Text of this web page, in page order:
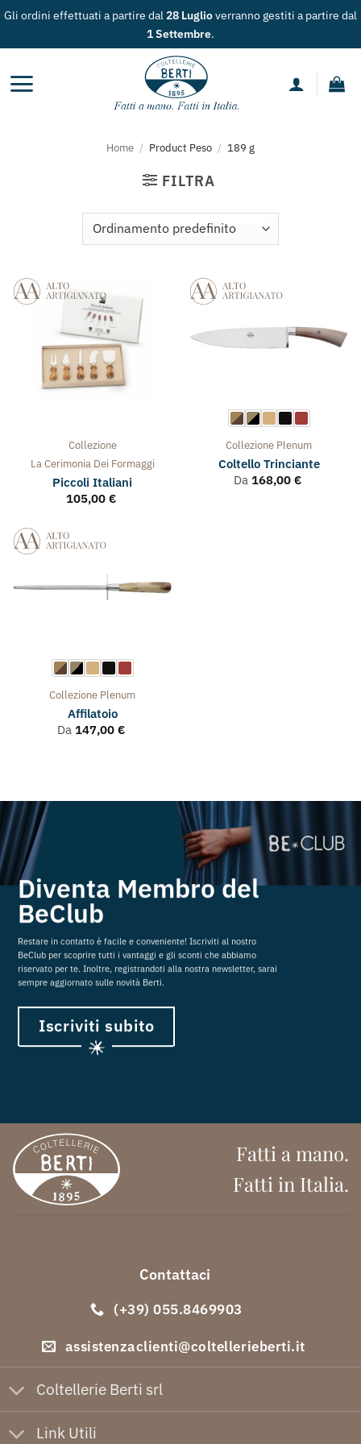
Salta
Gli ordini effettuati a partire dal28 Luglioverranno gestiti a partire dal
1 Settembre.
Home / Product Peso / 189 g
FILTRA
Collezione
La Cerimonia Dei Formaggi
Piccoli Italiani
105,00 €
Collezione Plenum
Coltello Trinciante
Da 168,00 €
Collezione Plenum
Affilatoio
Da 147,00 €
Diventa Membro del
BeClub
Restare in contatto è facile e conveniente! Iscriviti al nostro
BeClub per scoprire tutti i vantaggi e gli sconti che abbiamo
riservato per te. Inoltre, registrandoti alla nostra newsletter, sarai
sempre aggiornato sulle novità Berti.
Iscriviti subito
Fatti a mano.
Fatti in Italia.
Contattaci
(+39) 055.8469903
assistenzaclienti@coltellerieberti.it
Coltellerie Berti srl
Link Utili